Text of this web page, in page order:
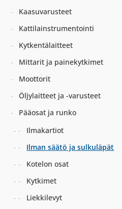
Kaasuvarusteet
Kattilainstrumentointi
Kytkentälaitteet
Mittarit ja painekytkimet
Moottorit
Öljylaitteet ja -varusteet
Pääosat ja runko
Ilmakartiot
Ilman säätö ja sulkuläpät
Kotelon osat
Kytkimet
Liekkilevyt